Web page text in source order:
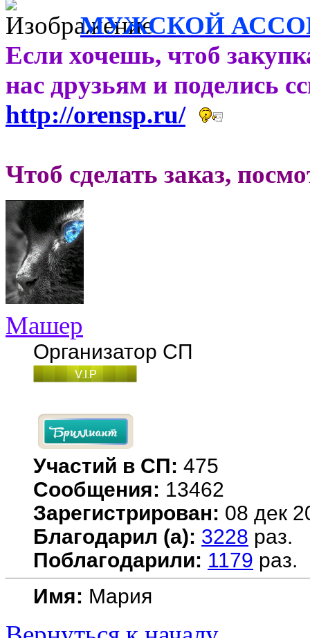
МУЖСКОЙ
Если хочешь, чтоб
нас друзьям и поделись
http://orensp.ru/
Чтоб сделать заказ,
Машер
Организатор СП
Участий в СП: 475
Сообщения: 13462
Зарегистрирован: 08 дек
Благодарил (а): 3228 раз.
Поблагодарили: 1179 раз.
Имя: Мария